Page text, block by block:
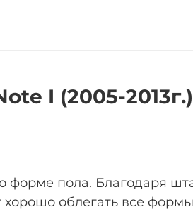
I (2005-
форме пола. Благодаря
облегать все